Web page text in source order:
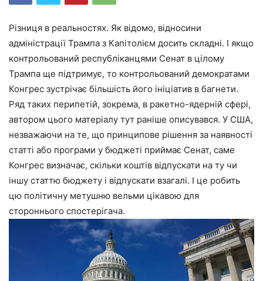
Різниця в реальностях. Як відомо, відносини
адміністрації Трампа з Капітолієм досить складні. І якщо
контрольований республіканцями Сенат в цілому
Трампа ще підтримує, то контрольований демократами
Конгрес зустрічає більшість його ініціатив в багнети.
Ряд таких перипетій, зокрема, в ракетно-ядерній сфері,
автором цього матеріалу тут раніше описувався. У США,
незважаючи на те, що принципове рішення за наявності
статті або програми у бюджеті приймає Сенат, саме
Конгрес визначає, скільки коштів відпускати на ту чи
іншу статтю бюджету і відпускати взагалі. І це робить
цю політичну метушню вельми цікавою для
стороннього спостерігача.